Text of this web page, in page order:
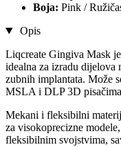
Boja: Pink /
Opis
Liqcreate Gingiva Mask
idealna za izradu dijelova
zubnih implantata. Može
MSLA i DLP 3D
Mekani i fleksibilni
za visokoprecizne
fleksibilnim svojstvima,